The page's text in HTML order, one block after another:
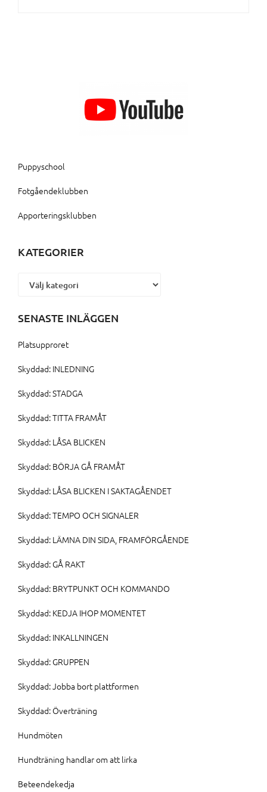
Puppyschool
Fotgåendeklubben
Apporteringsklubben
KATEGORIER
Kategorier
SENASTE INLÄGGEN
Platsupproret
Skyddad: INLEDNING
Skyddad: STADGA
Skyddad: TITTA FRAMÅT
Skyddad: LÅSA BLICKEN
Skyddad: BÖRJA GÅ FRAMÅT
Skyddad: LÅSA BLICKEN I SAKTAGÅENDET
Skyddad: TEMPO OCH SIGNALER
Skyddad: LÄMNA DIN SIDA, FRAMFÖRGÅENDE
Skyddad: GÅ RAKT
Skyddad: BRYTPUNKT OCH KOMMANDO
Skyddad: KEDJA IHOP MOMENTET
Skyddad: INKALLNINGEN
Skyddad: GRUPPEN
Skyddad: Jobba bort plattformen
Skyddad: Överträning
Hundmöten
Hundträning handlar om att lirka
Beteendekedja